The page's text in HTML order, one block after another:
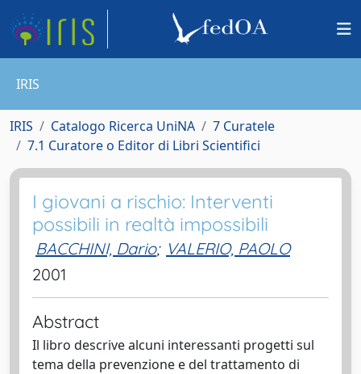
IRIS
IRIS Catalogo Ricerca UniNA
7 Curatele
7.1 Curatore o Editor di Libri Scientifici
I giovani a rischio: Interventi
possibili in realtà impossibili
BACCHINI, Dario; VALERIO, PAOLO
2001
Abstract
Il libro descrive alcuni interessanti progetti sul
tema della prevenzione e del trattamento di